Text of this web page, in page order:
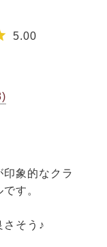
5.00
象的なクラ
す。
さそう♪